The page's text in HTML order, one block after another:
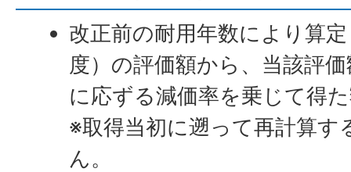
改正前の耐用年数により算
度）の評価額から、当該評
に応ずる減価率を乗じて得
※取得当初に遡って再計算
ん。